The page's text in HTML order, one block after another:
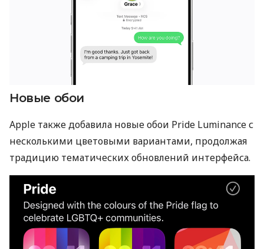
Новые обои
Apple также добавила новые обои Pride Luminance с
несколькими цветовыми вариантами, продолжая
традицию тематических обновлений интерфейса.